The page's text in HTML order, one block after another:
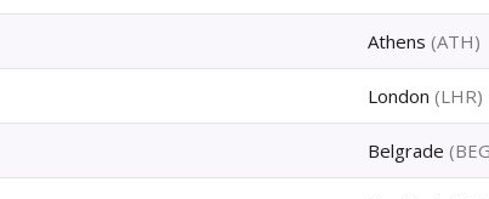
Athens (ATH)
London (LHR)
Belgrade (BEG